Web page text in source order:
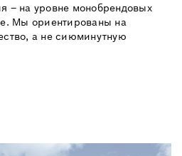
– на уровне монобрендовых
Мы ориентированы на
а не сиюминутную